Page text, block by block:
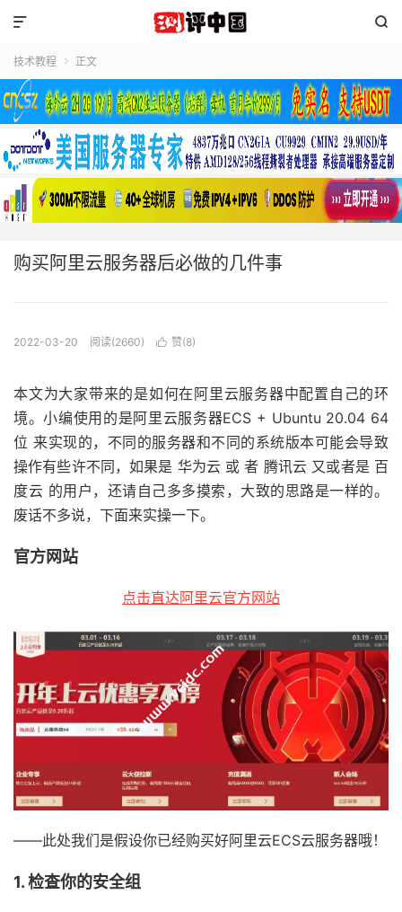


技术教程  正文
购买阿里云服务器后必做的几件事
2022-03-20 阅读(2660)  赞(8)
本文为大家带来的是如何在阿里云服务器中配置自己的环
境。小编使用的是阿里云服务器ECS + Ubuntu 20.04 64
位 来实现的，不同的服务器和不同的系统版本可能会导致
操作有些许不同，如果是 华为云 或 者 腾讯云 又或者是 百
度云 的用户，还请自己多多摸索，大致的思路是一样的。
废话不多说，下面来实操一下。
官方网站
点击直达阿里云官方网站
——此处我们是假设你已经购买好阿里云ECS云服务器哦！
1. 检查你的安全组